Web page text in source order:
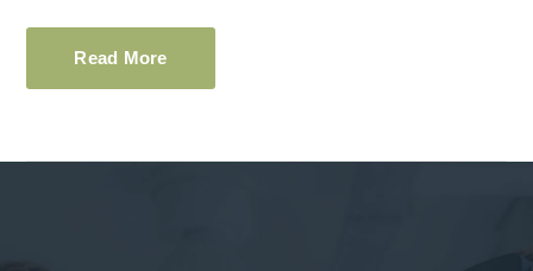
Read More